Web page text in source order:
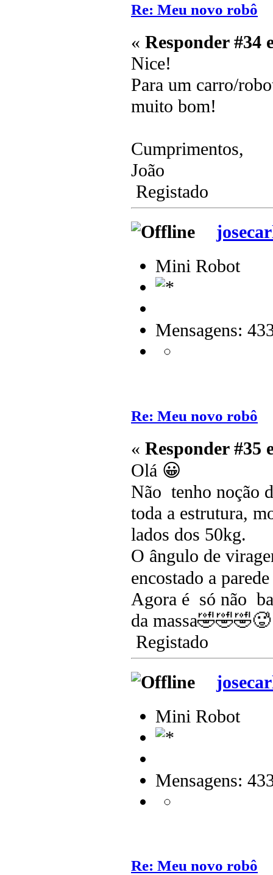
Re: Meu novo robô
« Responder #34
Nice!
Para um carro/
muito bom!
Cumprimentos,
João
Registado
Mini Robot
Mensagens:
Re: Meu novo robô
« Responder #35
Olá 😀
Não tenho noção
toda a estrutura,
lados dos 50kg.
O ângulo de
encostado a
Agora é só não
da massa🤣🤣🤣🥵
Registado
Mini Robot
Mensagens:
Re: Meu novo robô